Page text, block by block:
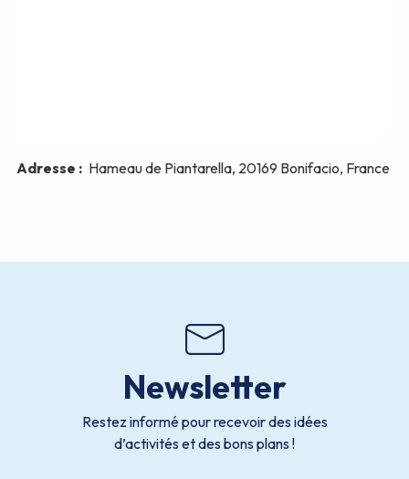
Newsletter
Restez informé pour recevoir des idées
d’activités et des bons plans !